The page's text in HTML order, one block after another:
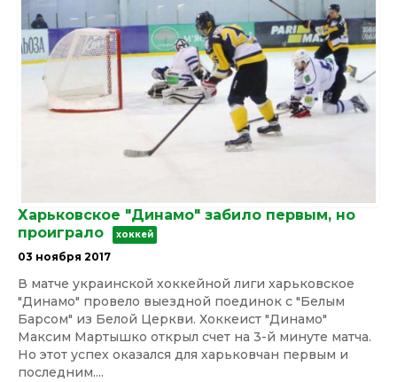
Харьковское "Динамо" забило первым, но
проиграло
хоккей
03 ноября 2017
В матче украинской хоккейной лиги харьковское
"Динамо" провело выездной поединок с "Белым
Барсом" из Белой Церкви. Хоккеист "Динамо"
Максим Мартышко открыл счет на 3-й минуте матча.
Но этот успех оказался для харьковчан первым и
последним....